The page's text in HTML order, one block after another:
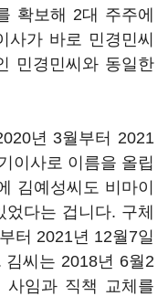
확보해 2대 주주에
사가 바로 민경민씨
민경민씨와 동일한
년 3월부터 2021
이사로 이름을 올립
김예성씨도 비마이
다는 겁니다. 구체
터 2021년 12월7일
김씨는 2018년 6월2
사임과 직책 교체를